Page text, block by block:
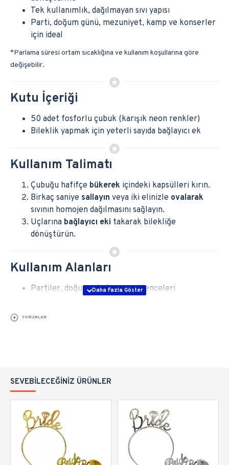
Tek kullanımlık, dağılmayan sıvı yapısı
Parti, doğum günü, mezuniyet, kamp ve konserler
için ideal
*Parlama süresi ortam sıcaklığına ve kullanım koşullarına göre
değişebilir.
Kutu İçeriği
50 adet fosforlu çubuk (karışık neon renkler)
Bileklik yapmak için yeterli sayıda bağlayıcı ek
Kullanım Talimatı
Çubuğu hafifçe bükerek içindeki kapsülleri kırın.
Birkaç saniye sallayın veya iki elinizle ovalarak
sıvının homojen dağılmasını sağlayın.
Uçlarına bağlayıcı eki takarak bilekliğe
dönüştürün.
Kullanım Alanları
Partiler, doğum günü ve ev eğlenceleri
Kamp ve gece aktiviteleri
Ürünüyutmayınız, içindeki sıvıyla
temasından kaçınınız
kullanmayınız
3 yaş altı çocuklar için uygun değildir; çocuklar
yetişkin gözetiminde kullanmalıdır.
Doğrudan güneş ışığında ve yüksek ısıda
YORUMLAR
SEVEBILECEĞINIZ ÜRÜNLER